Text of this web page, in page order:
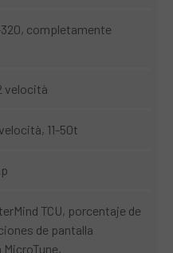
completamente
velocità
11-50t
TCU, porcentaje de
de pantalla